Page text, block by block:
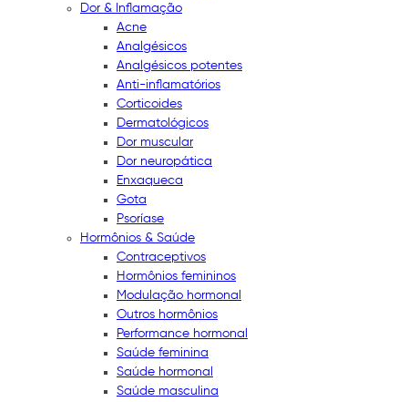
Dor & Inflamação
Acne
Analgésicos
Analgésicos potentes
Anti-inflamatórios
Corticoides
Dermatológicos
Dor muscular
Dor neuropática
Enxaqueca
Gota
Psoríase
Hormônios & Saúde
Contraceptivos
Hormônios femininos
Modulação hormonal
Outros hormônios
Performance hormonal
Saúde feminina
Saúde hormonal
Saúde masculina